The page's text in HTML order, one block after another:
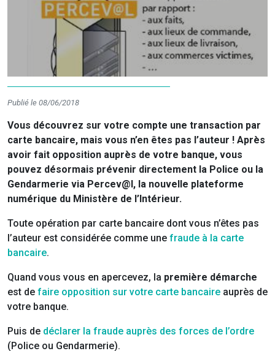
Publié le 08/06/2018
Vous découvrez sur votre compte une transaction par
carte bancaire, mais vous n’en êtes pas l’auteur ! Après
avoir fait opposition auprès de votre banque, vous
pouvez désormais prévenir directement la Police ou la
Gendarmerie via Percev@l, la nouvelle plateforme
numérique du Ministère de l’Intérieur.
Toute opération par carte bancaire dont vous n’êtes pas
l’auteur est considérée comme une fraude à la carte
bancaire.
Quand vous vous en apercevez, la première démarche
est de faire opposition sur votre carte bancaire auprès de
votre banque.
Puis de déclarer la fraude auprès des forces de l’ordre
(Police ou Gendarmerie).